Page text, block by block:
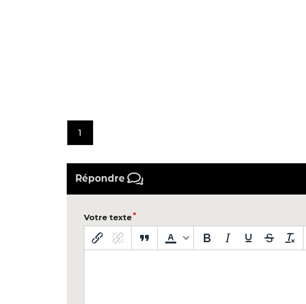
1
Répondre
Votre texte